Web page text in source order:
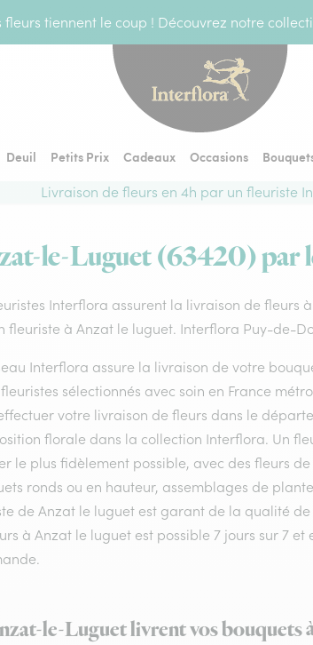
fleurs tiennent le coup ! Découvrez notre
Deuil Petits Prix Cadeaux Occasions
Livraison de fleurs en 4h par un fleuriste
le-Luguet (63420) par
Interflora assurent la livraison de fleurs
fleuriste à Anzat le luguet. Interflora Puy-de-
Interflora assure la livraison de votre
sélectionnés avec soin en France
votre livraison de fleurs dans le
florale dans la collection Interflora. Un
le plus fidèlement possible, avec des fleurs
ronds ou en hauteur, assemblages de
de Anzat le luguet est garant de la qualité
à Anzat le luguet est possible 7 jours sur 7
le-Luguet livrent vos bouquets